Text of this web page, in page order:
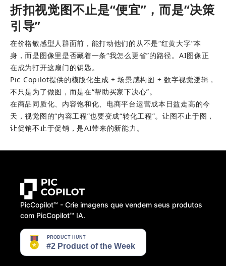
折扣视觉图不止是“便宜”，而是“决策
引导”
在价格敏感型人群面前，能打动他们的从不是“红黄大字”本
身，而是图像里是否藏着一条“我怎么更省”的路径。AI图像正
在成为打开这扇门的钥匙。
Pic Copilot提供的模版化生成 + 场景感构图 + 数字视觉逻辑，
不只是为了做图，而是在“帮助买家下决心”。
在商品同质化、内容饱和化、电商平台运营成本日益走高的今
天，视觉图的“内容工程”也要变成“转化工程”。让图不止于图，
让促销不止于促销，是AI带来的新能力。
PicCopilot™️ - Crie imagens que vendem seus produtos
com PicCopilot™️ IA.